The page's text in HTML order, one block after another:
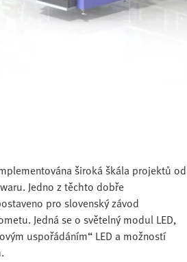
široká škála projektů od
Jedno z těchto dobře
pro slovenský závod
Jedná se o světelný modul LED,
uspořádáním“ LED a možností